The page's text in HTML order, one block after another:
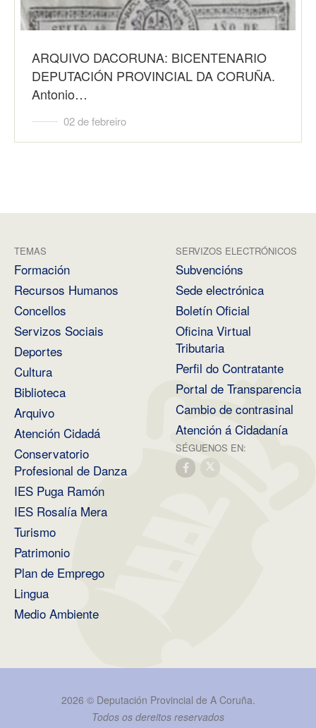
ARQUIVO DACORUNA: BICENTENARIO
DEPUTACIÓN PROVINCIAL DA CORUÑA.
Antonio…
02 de febreiro
TEMAS
Formación
Recursos Humanos
Concellos
Servizos Sociais
Deportes
Cultura
Biblioteca
Arquivo
Atención Cidadá
Conservatorio
Profesional de Danza
IES Puga Ramón
IES Rosalía Mera
Turismo
Patrimonio
Plan de Emprego
Lingua
Medio Ambiente
SERVIZOS ELECTRÓNICOS
Subvencións
Sede electrónica
Boletín Oficial
Oficina Virtual
Tributaria
Perfil do Contratante
Portal de Transparencia
Cambio de contrasinal
Atención á Cidadanía
SÉGUENOS EN:
2026 © Deputación Provincial de A Coruña.
Todos os dereitos reservados